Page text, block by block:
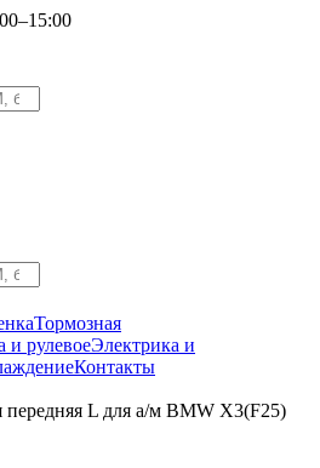
Тормозная
и рулевоеЭлектрика и
Контакты